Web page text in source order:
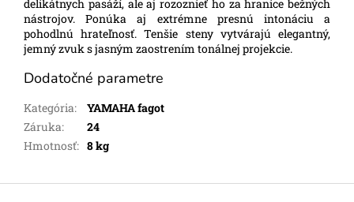
delikátnych pasáží, ale aj rozoznieť ho za hranice bežných
nástrojov. Ponúka aj extrémne presnú intonáciu a
pohodlnú hrateľnosť. Tenšie steny vytvárajú elegantný,
jemný zvuk s jasným zaostrením tonálnej projekcie.
Dodatočné parametre
Kategória:
YAMAHA fagot
Záruka:
24
Hmotnosť: 8 kg
Z